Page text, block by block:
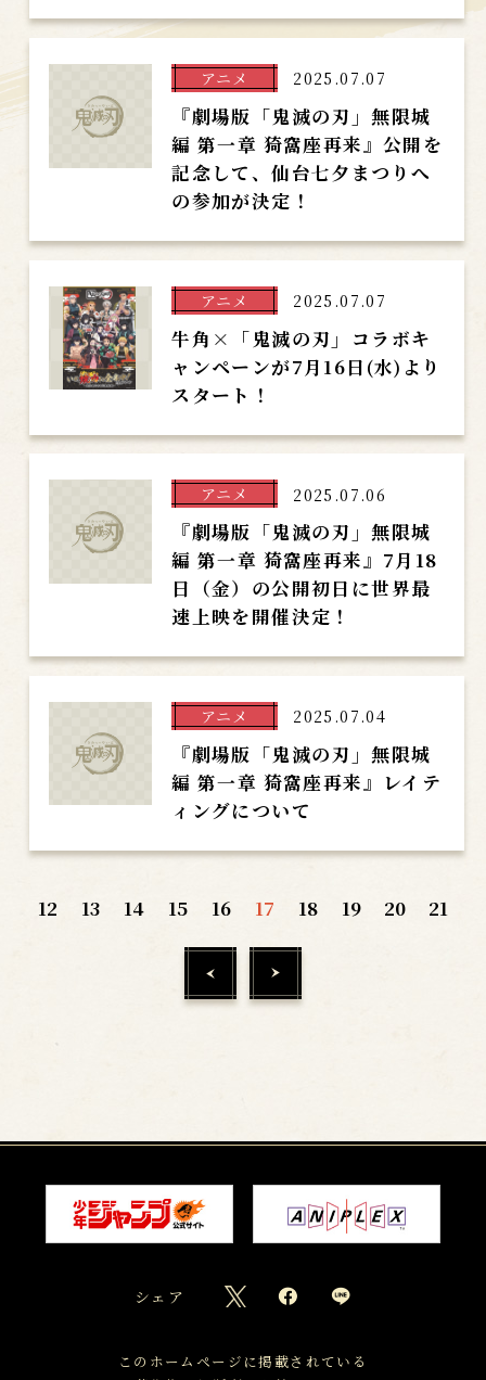
アニメ
『劇場版「鬼滅の刃」無限城
編 第一章 猗窩座再来』公開を
記念して、仙台七夕まつりへ
の参加が決定！
2025.07.07
アニメ
牛角×「鬼滅の刃」コラボキ
ャンペーンが7月16日(水)より
スタート！
2025.07.07
アニメ
『劇場版「鬼滅の刃」無限城
編 第一章 猗窩座再来』7月18
日（金）の公開初日に世界最
速上映を開催決定！
2025.07.06
アニメ
『劇場版「鬼滅の刃」無限城
編 第一章 猗窩座再来』レイテ
ィングについて
2025.07.04
12 13 14 15 16 17 18 19 20 21
シェア
このホームページに掲載されている